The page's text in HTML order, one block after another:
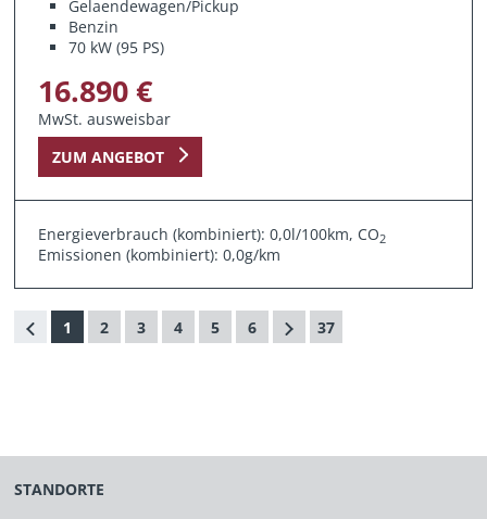
Gelaendewagen/Pickup
Benzin
70 kW (95 PS)
16.890 €
MwSt. ausweisbar
ZUM ANGEBOT
Energieverbrauch (kombiniert): 0,0l/100km, CO2
Emissionen (kombiniert): 0,0g/km
1 2 3 4 5 6 37
STANDORTE